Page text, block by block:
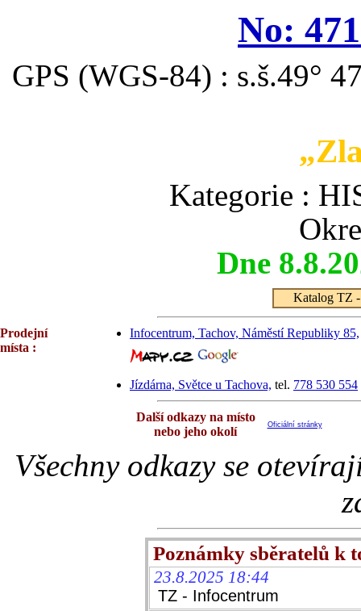
No:
GPS (WGS-84) : s.š.49°
Kategorie :
Dne
Katalog TZ -
Prodejní
místa :
Infocentrum, Tachov, Náměstí Republiky 85,
Jízdárna, Světce u Tachova, tel. 778 530 554
Další odkazy na místo
nebo jeho okolí
Oficiální stránky
Všechny odkazy se
Poznámky sběratelů k
23.8.2025 18:44
TZ - Infocentrum